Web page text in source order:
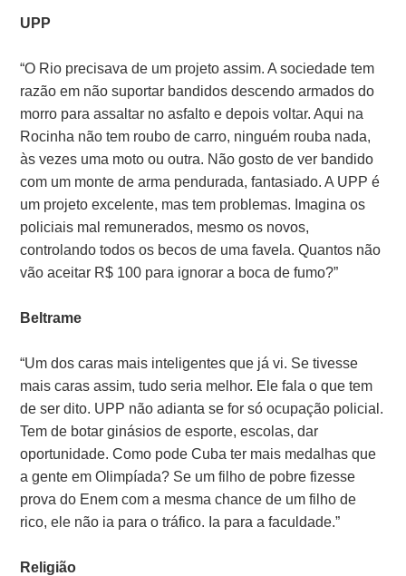
UPP
“O Rio precisava de um projeto assim. A sociedade tem
razão em não suportar bandidos descendo armados do
morro para assaltar no asfalto e depois voltar. Aqui na
Rocinha não tem roubo de carro, ninguém rouba nada,
às vezes uma moto ou outra. Não gosto de ver bandido
com um monte de arma pendurada, fantasiado. A UPP é
um projeto excelente, mas tem problemas. Imagina os
policiais mal remunerados, mesmo os novos,
controlando todos os becos de uma favela. Quantos não
vão aceitar R$ 100 para ignorar a boca de fumo?”
Beltrame
“Um dos caras mais inteligentes que já vi. Se tivesse
mais caras assim, tudo seria melhor. Ele fala o que tem
de ser dito. UPP não adianta se for só ocupação policial.
Tem de botar ginásios de esporte, escolas, dar
oportunidade. Como pode Cuba ter mais medalhas que
a gente em Olimpíada? Se um filho de pobre fizesse
prova do Enem com a mesma chance de um filho de
rico, ele não ia para o tráfico. Ia para a faculdade.”
Religião